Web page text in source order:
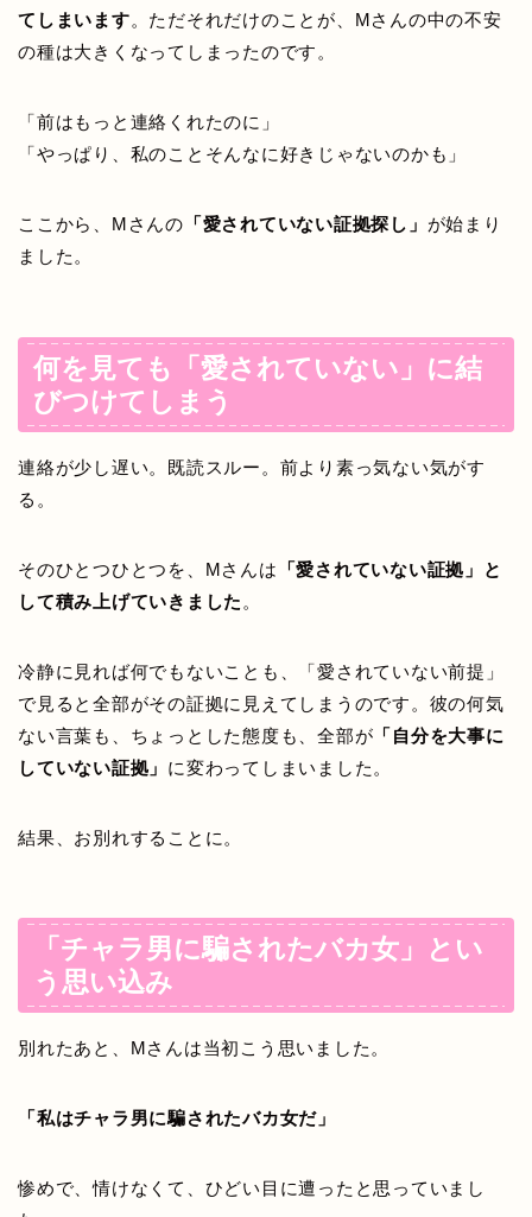
てしまいます。ただそれだけのことが、Mさんの中の不安
の種は大きくなってしまったのです。
「前はもっと連絡くれたのに」
「やっぱり、私のことそんなに好きじゃないのかも」
ここから、Mさんの 「愛されていない証拠探し」 が始まり
ました。
何を見ても「愛されていない」に結
びつけてしまう
連絡が少し遅い。既読スルー。前より素っ気ない気がす
る。
そのひとつひとつを、Mさんは 「愛されていない証拠」と
して積み上げていきました 。
冷静に見れば何でもないことも、「愛されていない前提」
で見ると全部がその証拠に見えてしまうのです。彼の何気
ない言葉も、ちょっとした態度も、全部が 「自分を大事に
していない証拠」 に変わってしまいました。
結果、お別れすることに。
「チャラ男に騙されたバカ女」とい
う思い込み
別れたあと、Mさんは当初こう思いました。
「私はチャラ男に騙されたバカ女だ」
惨めで、情けなくて、ひどい目に遭ったと思っていまし